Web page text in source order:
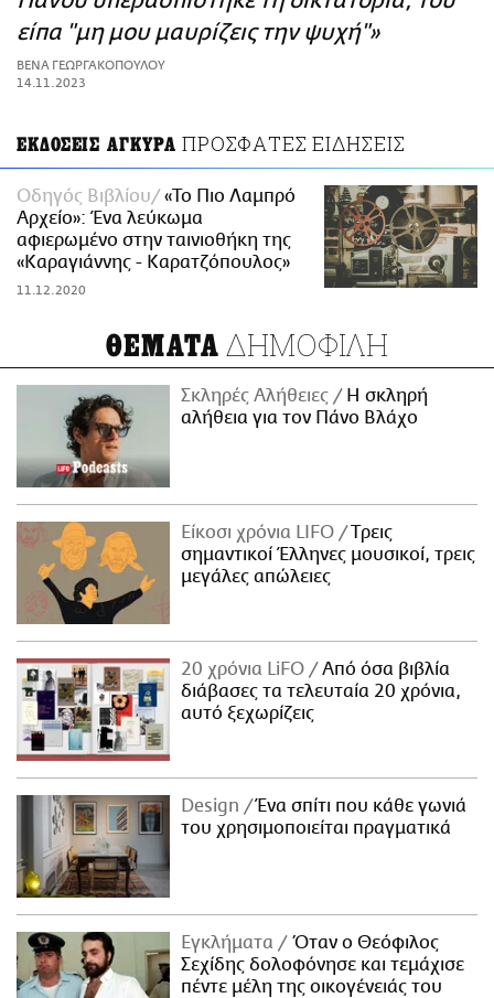
ΑΜΠΑ
PRINT
είπα "μη μου μαυρίζεις την ψυχή"»
ΒΕΝΑ ΓΕΩΡΓΑΚΟΠΟΥΛΟΥ
14.11.2023
ΕΚΔΟΣΕΙΣ ΑΓΚΥΡΑ ΠΡΟΣΦΑΤΕΣ ΕΙΔΗΣΕΙΣ
Οδηγός Βιβλίου
«Το Πιο Λαμπρό
Αρχείο»: Ένα λεύκωμα
αφιερωμένο στην ταινιοθήκη της
«Καραγιάννης - Καρατζόπουλος»
11.12.2020
ΘΕΜΑΤΑ ΔΗΜΟΦΙΛΗ
Σκληρές Αλήθειες
H σκληρή
αλήθεια για τον Πάνο Βλάχο
Είκοσι χρόνια LIFO
Tρεις
σημαντικοί Έλληνες μουσικοί, τρεις
μεγάλες απώλειες
20 χρόνια LiFO
Από όσα βιβλία
διάβασες τα τελευταία 20 χρόνια,
αυτό ξεχωρίζεις
Design
Ένα σπίτι που κάθε γωνιά
του χρησιμοποιείται πραγματικά
Εγκλήματα
Όταν ο Θεόφιλος
Σεχίδης δολοφόνησε και τεμάχισε
πέντε μέλη της οικογένειάς του